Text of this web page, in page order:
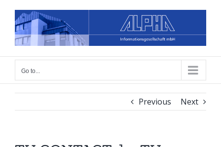
content
Go to...
Previous Next